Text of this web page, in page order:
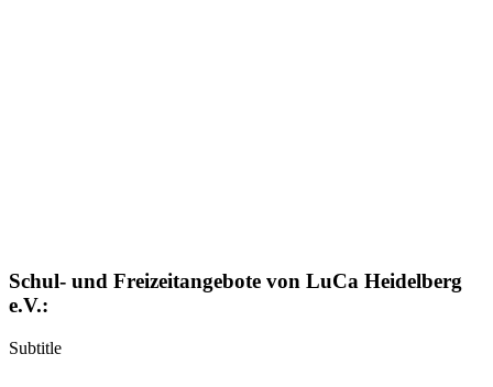
Schul- und Freizeitangebote von LuCa Heidelberg
e.V.:
Subtitle